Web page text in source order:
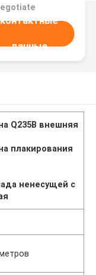
контактные
данные
Q235B внешняя
плакирования
ненесущей с